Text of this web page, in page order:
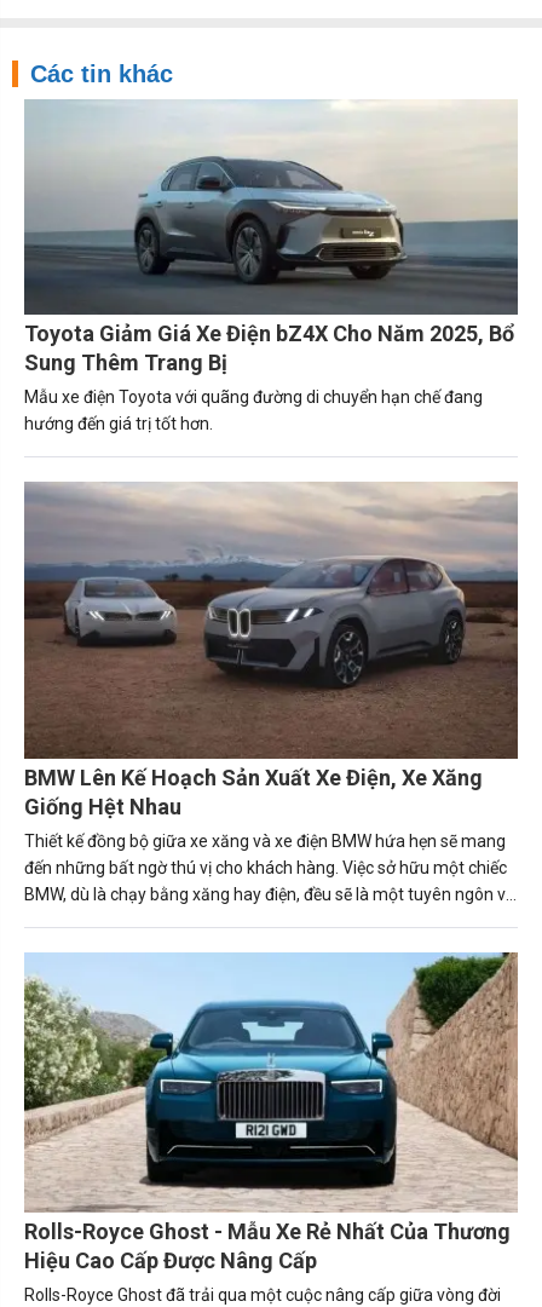
Các tin khác
Toyota Giảm Giá Xe Điện bZ4X Cho Năm 2025, Bổ
Sung Thêm Trang Bị
Mẫu xe điện Toyota với quãng đường di chuyển hạn chế đang
hướng đến giá trị tốt hơn.
BMW Lên Kế Hoạch Sản Xuất Xe Điện, Xe Xăng
Giống Hệt Nhau
Thiết kế đồng bộ giữa xe xăng và xe điện BMW hứa hẹn sẽ mang
đến những bất ngờ thú vị cho khách hàng. Việc sở hữu một chiếc
BMW, dù là chạy bằng xăng hay điện, đều sẽ là một tuyên ngôn về
Rolls-Royce Ghost - Mẫu Xe Rẻ Nhất Của Thương
Hiệu Cao Cấp Được Nâng Cấp
Rolls-Royce Ghost đã trải qua một cuộc nâng cấp giữa vòng đời